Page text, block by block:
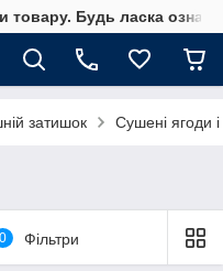
товару. Будь ласка
затишок Сушені ягоди
0 Фільтри